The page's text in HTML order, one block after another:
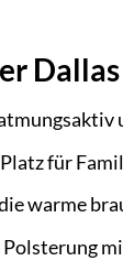
für
warme